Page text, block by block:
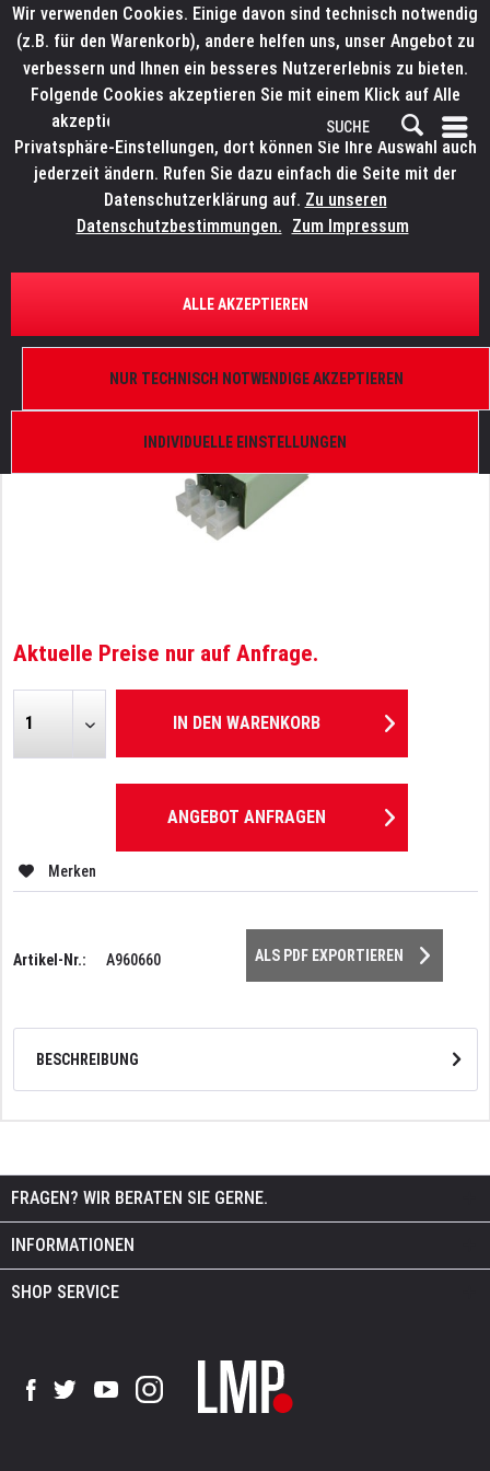
ÜBERSICHT ERSATZTEILE
Aktuelle Preise nur auf Anfrage.
IN DEN WARENKORB
ANGEBOT ANFRAGEN
Merken
Artikel-Nr.: A960660 ALS PDF EXPORTIEREN
BESCHREIBUNG
FRAGEN? WIR BERATEN SIE GERNE.
INFORMATIONEN
SHOP SERVICE
Wir verwenden Cookies. Einige davon sind technisch notwendig
(z.B. für den Warenkorb), andere helfen uns, unser Angebot zu
verbessern und Ihnen ein besseres Nutzererlebnis zu bieten.
Folgende Cookies akzeptieren Sie mit einem Klick auf Alle
akzeptieren. Weitere Informationen finden Sie in den
Privatsphäre-Einstellungen, dort können Sie Ihre Auswahl auch
jederzeit ändern. Rufen Sie dazu einfach die Seite mit der
Datenschutzerklärung auf. Zu unseren
Datenschutzbestimmungen. Zum Impressum
INDIVIDUELLE EINSTELLUNGEN
NUR TECHNISCH NOTWENDIGE AKZEPTIEREN
ALLE AKZEPTIEREN